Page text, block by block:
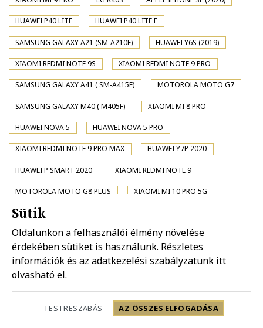
HUAWEI P40 LITE HUAWEI P40 LITE E
SAMSUNG GALAXY A21 (SM-A210F) HUAWEI Y6S (2019)
XIAOMI REDMI NOTE 9S XIAOMI REDMI NOTE 9 PRO
SAMSUNG GALAXY A41 ( SM-A415F) MOTOROLA MOTO G7
SAMSUNG GALAXY M40 ( M405F) XIAOMI MI 8 PRO
HUAWEI NOVA 5 HUAWEI NOVA 5 PRO
XIAOMI REDMI NOTE 9 PRO MAX HUAWEI Y7P 2020
HUAWEI P SMART 2020 XIAOMI REDMI NOTE 9
MOTOROLA MOTO G8 PLUS XIAOMI MI 10 PRO 5G
XIAOMI MI 10 5G
XIAOMI POCO X2 SAMSUNG GALAXY A01 ( SM-A015F)
SAMSUNG GALAXY A31 ( SM-A315F) XIAOMI REDMI K20 PRO
XIAOMI REDMI K20 PRO PREMIUM
MOTOROLA MOTO G8 PLAY HUAWEI NOVA 4
SONY XPERIA 1 II
Sütik
Oldalunkon a felhasználói élmény növelése
érdekében sütiket is használunk. Részletes
információk és az adatkezelési szabályzatunk itt
olvasható el.
TESTRESZABÁS AZ ÖSSZES ELFOGADÁSA